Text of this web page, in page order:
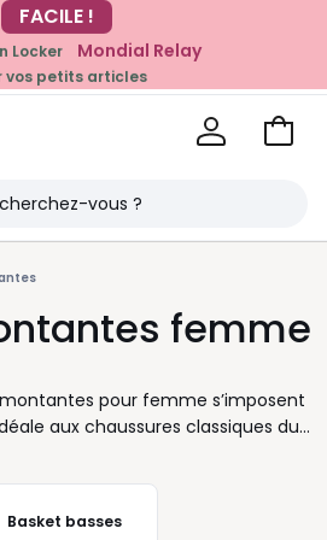
EN CE MOMENT
dès 39€*
sur la mode
Locker Mondial Relay
vos petits articles
Voir
femme
pour femme s’imposent
aux chaussures classiques du
elles conjuguent confort et
libre de vos mouvements. Leur
bon soutien de la cheville, très utile
pas de pause. Bureau,
Basket basses